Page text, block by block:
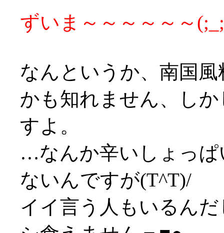
ずいま～～～～～～
なんというか、南国
かも知れません、し
すよ。
…なんか辛いしょっぱ
ないんですが(T^T)/
イイ言う人もいるん